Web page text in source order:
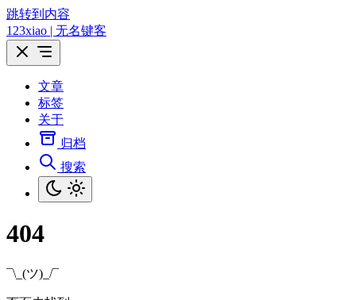
跳转到内容
123xiao | 无名键客
文章
标签
关于
归档
搜索
404
¯\_(ツ)_/¯